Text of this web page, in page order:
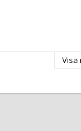
Visa